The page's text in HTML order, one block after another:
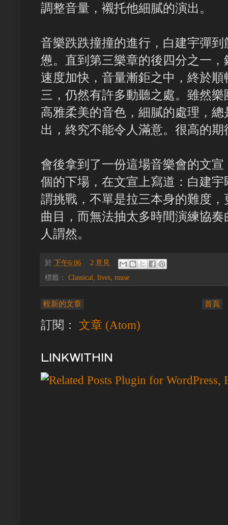
調整音量，襯托他細膩的演出。
音樂跌跌撞撞的進行，白建宇彈
憊。直到第三樂章的後四分之一
速度加快，音量漸鉅之中，終於
三，仍然有許多動聽之處。雖然
高雅柔美的音色，細膩的處理，
出，終究不能令人滿意。很高的
會後拿到了一份這場音樂會的文
個的下場，在文宣上寫道：白建
謂挑戰，不單是拉三本身的難度
曲目，而無法抽太多時間演練協
人謂然。
於 下午6:06
2 意見
標籤： Classical lives muse
較新的文章 首頁
訂閱： 文章 (Atom)
LINKWITHIN